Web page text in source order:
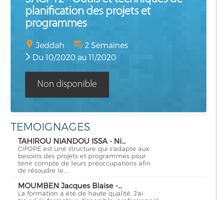
planification des projets et
programmes
Jeddah
2 Semaines
Du 10/2020 au 11/2020
Non disponible
TEMOIGNAGES
TAHIROU NIANDOU ISSA - Ni...
CIFOPE est une structure qui s'adapte aux
besoins des projets et programmes pour
tenir compte de leurs préoccupations afin
de résoudre le...
MOUMBEN Jacques Blaise -...
La formation a été de haute qualité. J'ai